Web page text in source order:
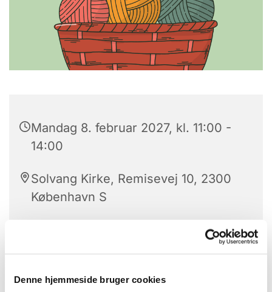
Denne hjemmeside bruger cookies
Mandag 8. februar 2027, kl. 11:00 -
14:00
Solvang Kirke, Remisevej 10, 2300
København S
strik, nørkleri og godt selskab.